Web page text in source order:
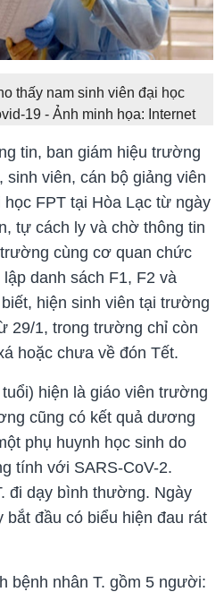
thấy nam sinh viên đại học
19 - Ảnh minh họa: Internet
tin, ban giám hiệu trường
sinh viên, cán bộ giảng viên
FPT tại Hòa Lạc từ ngày
tự cách ly và chờ thông tin
cùng cơ quan chức
danh sách F1, F2 và
hiện sinh viên tại trường
29/1, trong trường chỉ còn
hoặc chưa về đón Tết.
hiện là giáo viên trường
cũng có kết quả dương
phụ huynh học sinh do
tính với SARS-CoV-2.
đi dạy bình thường. Ngày
đầu có biểu hiện đau rát
bệnh nhân T. gồm 5 người: